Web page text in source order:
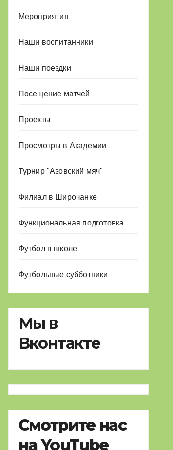
Мероприятия
Наши воспитанники
Наши поездки
Посещение матчей
Проекты
Просмотры в Академии
Турнир "Азовский мяч"
Филиал в Широчанке
Функциональная подготовка
Футбол в школе
Футбольные субботники
Мы в
Вконтакте
Смотрите нас
на YouTube